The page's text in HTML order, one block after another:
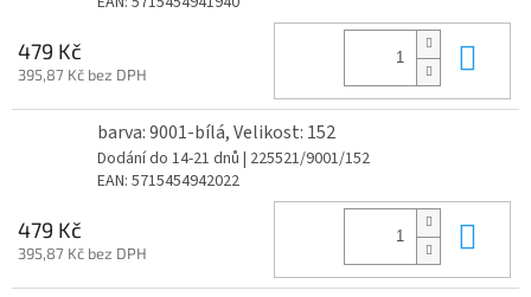
479 Kč
395,87 Kč bez DPH
barva: 9001-bílá, Velikost: 152
Dodání do 14-21 dnů | 225521/9001/152
EAN: 5715454942022
479 Kč
395,87 Kč bez DPH